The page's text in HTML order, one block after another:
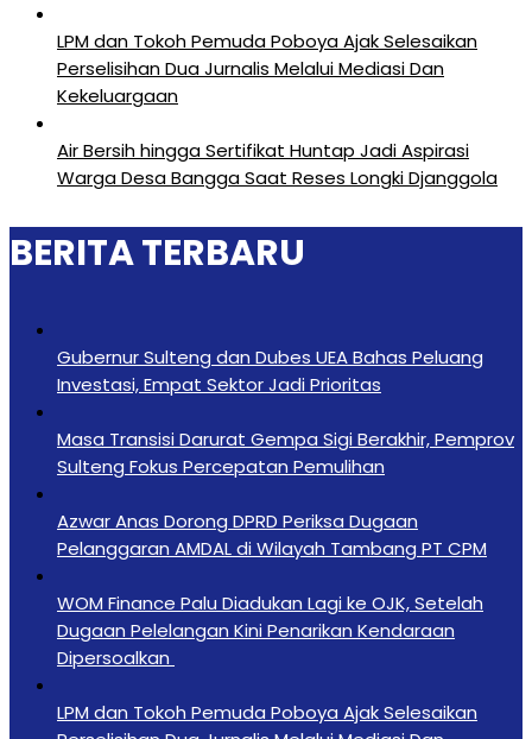
LPM dan Tokoh Pemuda Poboya Ajak Selesaikan
Perselisihan Dua Jurnalis Melalui Mediasi Dan
Kekeluargaan
Air Bersih hingga Sertifikat Huntap Jadi Aspirasi
Warga Desa Bangga Saat Reses Longki Djanggola
BERITA TERBARU
Gubernur Sulteng dan Dubes UEA Bahas Peluang
Investasi, Empat Sektor Jadi Prioritas
Masa Transisi Darurat Gempa Sigi Berakhir, Pemprov
Sulteng Fokus Percepatan Pemulihan
Azwar Anas Dorong DPRD Periksa Dugaan
Pelanggaran AMDAL di Wilayah Tambang PT CPM
‎WOM Finance Palu Diadukan Lagi ke OJK, Setelah
Dugaan Pelelangan Kini Penarikan Kendaraan
Dipersoalkan ‎
LPM dan Tokoh Pemuda Poboya Ajak Selesaikan